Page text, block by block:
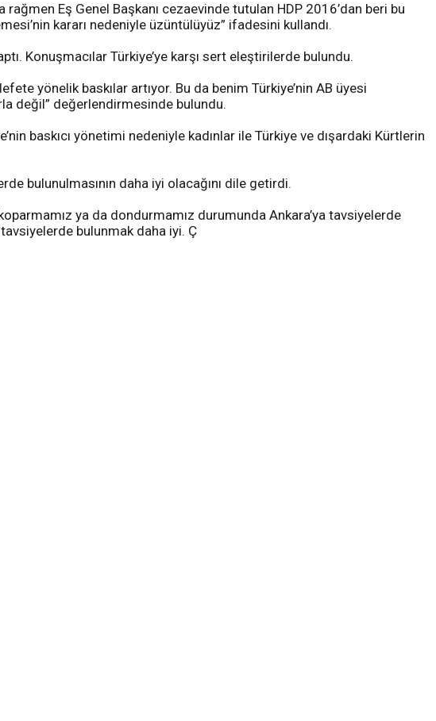
rağmen Eş Genel Başkanı cezaevinde tutulan HDP 2016’dan beri bu
kararı nedeniyle üzüntülüyüz” ifadesini kullandı.
Konuşmacılar Türkiye’ye karşı sert eleştirilerde bulundu.
yönelik baskılar artıyor. Bu da benim Türkiye’nin AB üyesi
değil” değerlendirmesinde bulundu.
baskıcı yönetimi nedeniyle kadınlar ile Türkiye ve dışardaki Kürtlerin
bulunulmasının daha iyi olacağını dile getirdi.
ya da dondurmamız durumunda Ankara’ya tavsiyelerde
bulunmak daha iyi. Ç